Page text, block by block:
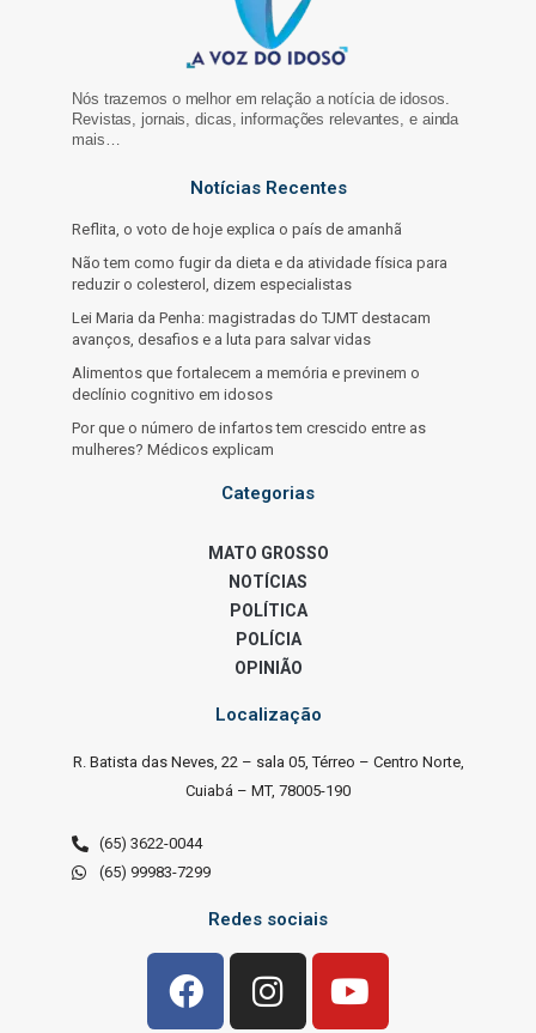
Nós trazemos o melhor em relação a notícia de idosos.
Revistas, jornais, dicas, informações relevantes, e ainda
mais…
Notícias Recentes
Reflita, o voto de hoje explica o país de amanhã
Não tem como fugir da dieta e da atividade física para
reduzir o colesterol, dizem especialistas
Lei Maria da Penha: magistradas do TJMT destacam
avanços, desafios e a luta para salvar vidas
Alimentos que fortalecem a memória e previnem o
declínio cognitivo em idosos
Por que o número de infartos tem crescido entre as
mulheres? Médicos explicam
Categorias
MATO GROSSO
NOTÍCIAS
POLÍTICA
POLÍCIA
OPINIÃO
Localização
R. Batista das Neves, 22 – sala 05, Térreo – Centro Norte,
Cuiabá – MT, 78005-190
(65) 3622-0044
(65) 99983-7299
Redes sociais